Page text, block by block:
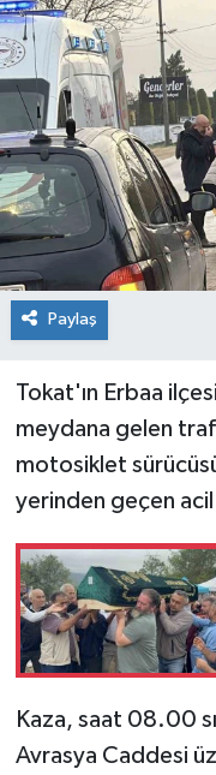
Paylaş
Tokat'ın Erbaa
meydana gelen
motosiklet
yerinden geçen
Kaza, saat 08.00
Avrasya Caddesi
Spor
Teknoloji
Tokat
Yaşam